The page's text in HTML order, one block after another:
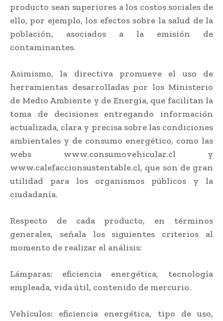
producto sean superiores a los costos sociales de
ello, por ejemplo, los efectos sobre la salud de la
población, asociados a la emisión de
contaminantes.
Asimismo, la directiva promueve el uso de
herramientas desarrolladas por los Ministerio
de Medio Ambiente y de Energía, que facilitan la
toma de decisiones entregando información
actualizada, clara y precisa sobre las condiciones
ambientales y de consumo energético, como las
webs www.consumovehicular.cl y
www.calefaccionsustentable.cl, que son de gran
utilidad para los organismos públicos y la
ciudadanía.
Respecto de cada producto, en términos
generales, señala los siguientes criterios al
momento de realizar el análisis:
Lámparas: eficiencia energética, tecnología
empleada, vida útil, contenido de mercurio.
Vehículos: eficiencia energética, tipo de uso,